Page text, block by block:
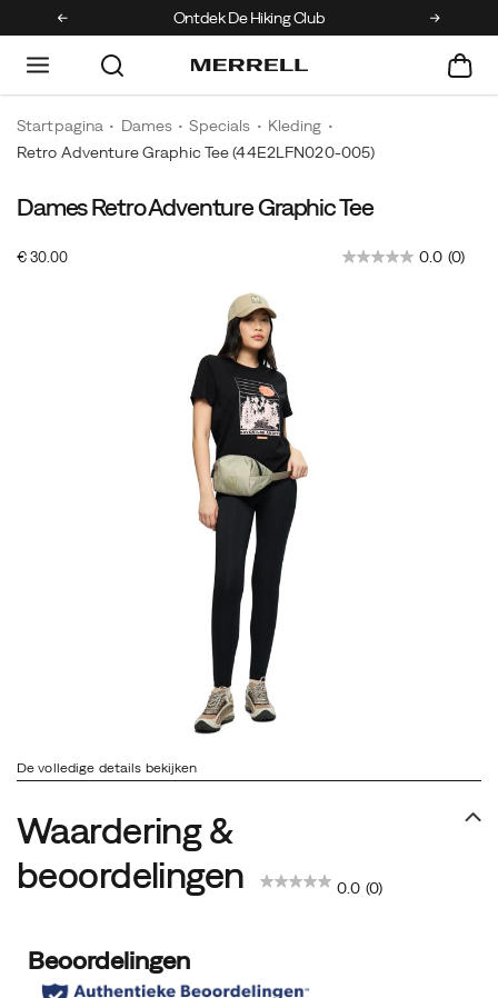
Ontdek De Hiking Club
Startpagina Dames Specials
Kleding
Retro Adventure Graphic Tee (44E2LFN020-005)
Dames Retro Adventure Graphic Tee
€ 30.00InStock 0.0 (0)
De volledige details bekijken
Waardering &
beoordelingen
0.0 (0)